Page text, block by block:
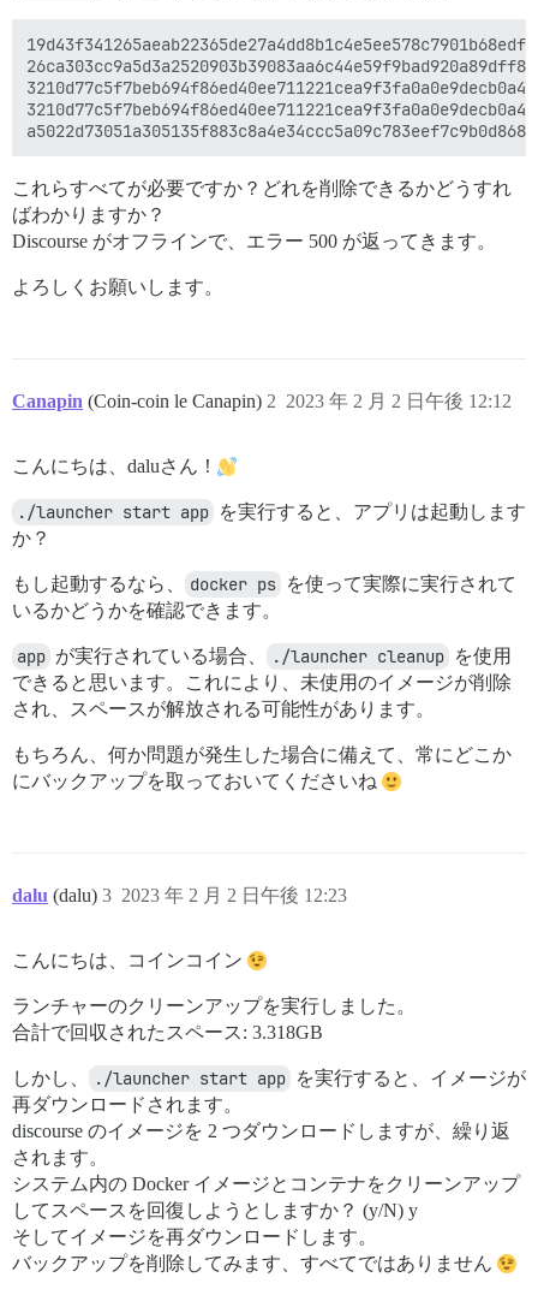
これらすべてが必要ですか？どれを削除できるかどうすれ
ばわかりますか？
Discourse がオフラインで、エラー 500 が返ってきます。
よろしくお願いします。
Canapin (Coin-coin le Canapin) 2023 年 2 月 2 日午後 12:12
2
こんにちは、daluさん！
./launcher start app を実行すると、アプリは起動します
か？
もし起動するなら、 docker ps を使って実際に実行されて
いるかどうかを確認できます。
app が実行されている場合、 ./launcher cleanup を使用
できると思います。これにより、未使用のイメージが削除
され、スペースが解放される可能性があります。
もちろん、何か問題が発生した場合に備えて、常にどこか
にバックアップを取っておいてくださいね
dalu (dalu) 2023 年 2 月 2 日午後 12:23
3
こんにちは、コインコイン
ランチャーのクリーンアップを実行しました。
合計で回収されたスペース: 3.318GB
しかし、 ./launcher start app を実行すると、イメージが
再ダウンロードされます。
discourse のイメージを 2 つダウンロードしますが、繰り返
されます。
システム内の Docker イメージとコンテナをクリーンアップ
してスペースを回復しようとしますか？ (y/N) y
そしてイメージを再ダウンロードします。
バックアップを削除してみます、すべてではありません